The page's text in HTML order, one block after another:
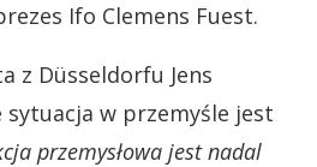
Ifo Clemens Fuest.
z Düsseldorfu Jens
sytuacja w przemyśle jest
przemysłowa jest nadal